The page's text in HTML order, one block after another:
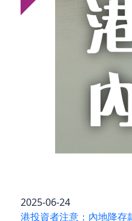
2025-06-24
港投資者注意：內地降存